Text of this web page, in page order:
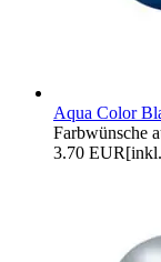
Aqua Color
Farbwünsche
3.70 EUR